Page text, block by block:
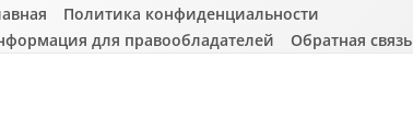
Политика конфиденциальности
для правообладателей
Обратная связь